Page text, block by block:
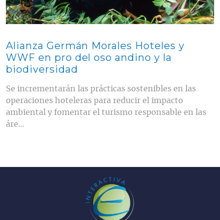
Alianza Germán Morales Hoteles y
WWF en pro del oso andino y la
biodiversidad
Se incrementarán las prácticas sostenibles en las
operaciones hoteleras para reducir el impacto
ambiental y fomentar el turismo responsable en las
áre...